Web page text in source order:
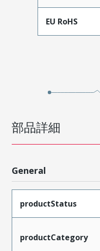
EU RoHS
部品詳細
General
productStatus
productCategory